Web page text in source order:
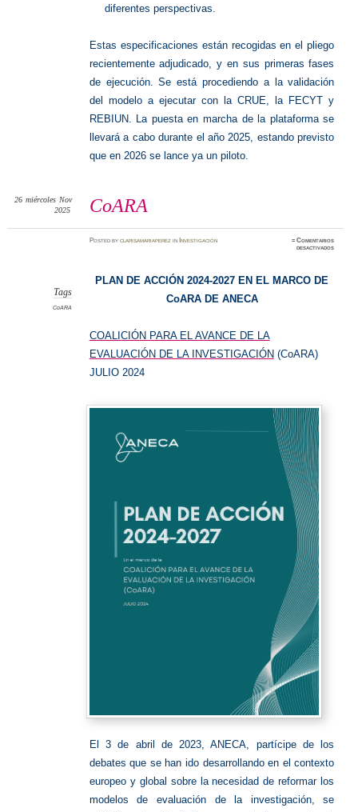
diferentes perspectivas.
Estas especificaciones están recogidas en el pliego
recientemente adjudicado, y en sus primeras fases
de ejecución. Se está procediendo a la validación
del modelo a ejecutar con la CRUE, la FECYT y
REBIUN. La puesta en marcha de la plataforma se
llevará a cabo durante el año 2025, estando previsto
que en 2026 se lance ya un piloto.
CoARA
26 miércoles Nov
2025
Postedbyclarisamariaperez in Investigación ≈Comentarios
desactivadosen
Tags
CoARA
PLAN DE ACCIÓN 2024-2027 EN EL MARCO DE
CoARA DE ANECA
COALICIÓN PARA EL AVANCE DE LA
EVALUACIÓN DE LA INVESTIGACIÓN (CoARA)
JULIO 2024
El 3 de abril de 2023, ANECA, partícipe de los
debates que se han ido desarrollando en el contexto
europeo y global sobre la necesidad de reformar los
modelos de evaluación de la investigación, se